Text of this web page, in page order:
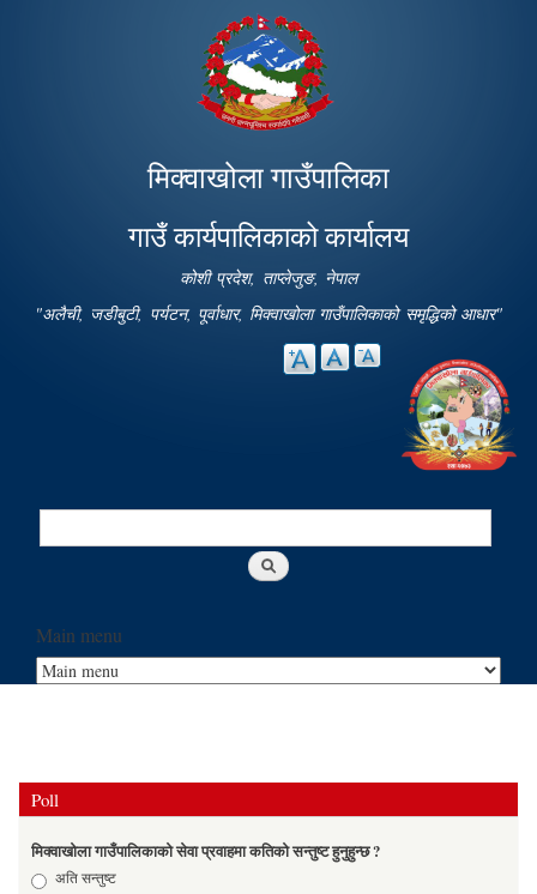
main
content
मिक्वाखोला गाउँपालिका
गाउँ कार्यपालिकाको कार्यालय
कोशी प्रदेश, ताप्लेजुङ, नेपाल
"अलैची, जडीबुटी, पर्यटन, पूर्वाधार, मिक्वाखोला गाउँपालिकाको समृद्धिको आधार"
Search
Main menu
Poll
मिक्वाखोला गाउँपालिकाको सेवा प्रवाहमा कतिको सन्तुष्ट हुनुहुन्छ ?
Choicesअति सन्तुष्ट